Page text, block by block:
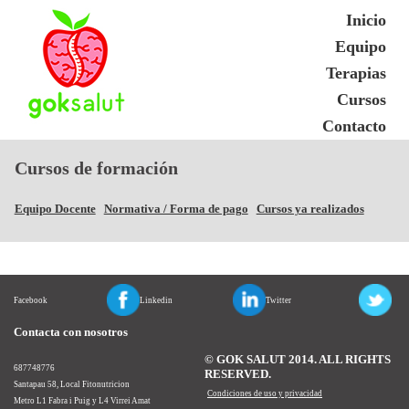
Inicio
Equipo
Terapias
Cursos
Contacto
Cursos de formación
Equipo Docente Normativa / Forma de pago Cursos ya realizados
Facebook Linkedin Twitter
Contacta con nosotros
687748776
Santapau 58, Local Fitonutricion
Metro L1 Fabra i Puig y L4 Virrei Amat
© GOK SALUT 2014. ALL RIGHTS
RESERVED.
Condiciones de uso y privacidad